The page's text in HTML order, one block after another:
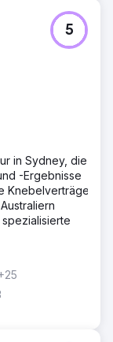
5
in Sydney, die
-Ergebnisse